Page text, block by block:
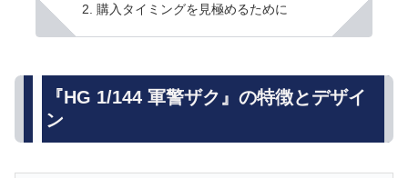
購入タイミングを見極めるために
『HG 1/144 軍警ザク』の特徴とデザイ
ン